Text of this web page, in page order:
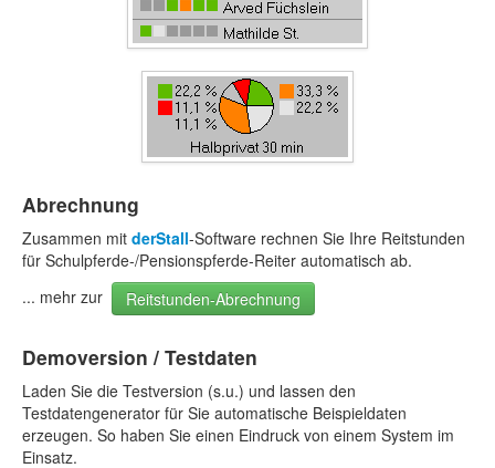
Abrechnung
Zusammen mit derStall-Software rechnen Sie Ihre Reitstunden
für Schulpferde-/Pensionspferde-Reiter automatisch ab.
... mehr zur
Reitstunden-Abrechnung
Demoversion / Testdaten
Laden Sie die Testversion (s.u.) und lassen den
Testdatengenerator für Sie automatische Beispieldaten
erzeugen. So haben Sie einen Eindruck von einem System im
Einsatz.